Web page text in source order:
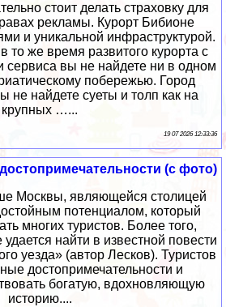
стоит делать страховку для
рекламы. Курорт Бибионе
и уникальной инфраструктурой.
то же время развитого курорта с
сервиса вы не найдете ни в одном
побережью. Город
не найдете суеты и толп как на
крупных …...
19 07 2026 12:33:36
(с фото)
Москвы, являющейся столицей
потенциалом, который
многих туристов. Более того,
найти в известной повести
уезда» (автор Лесков). Туристов
достопримечательности и
богатую, вдохновляющую
историю....